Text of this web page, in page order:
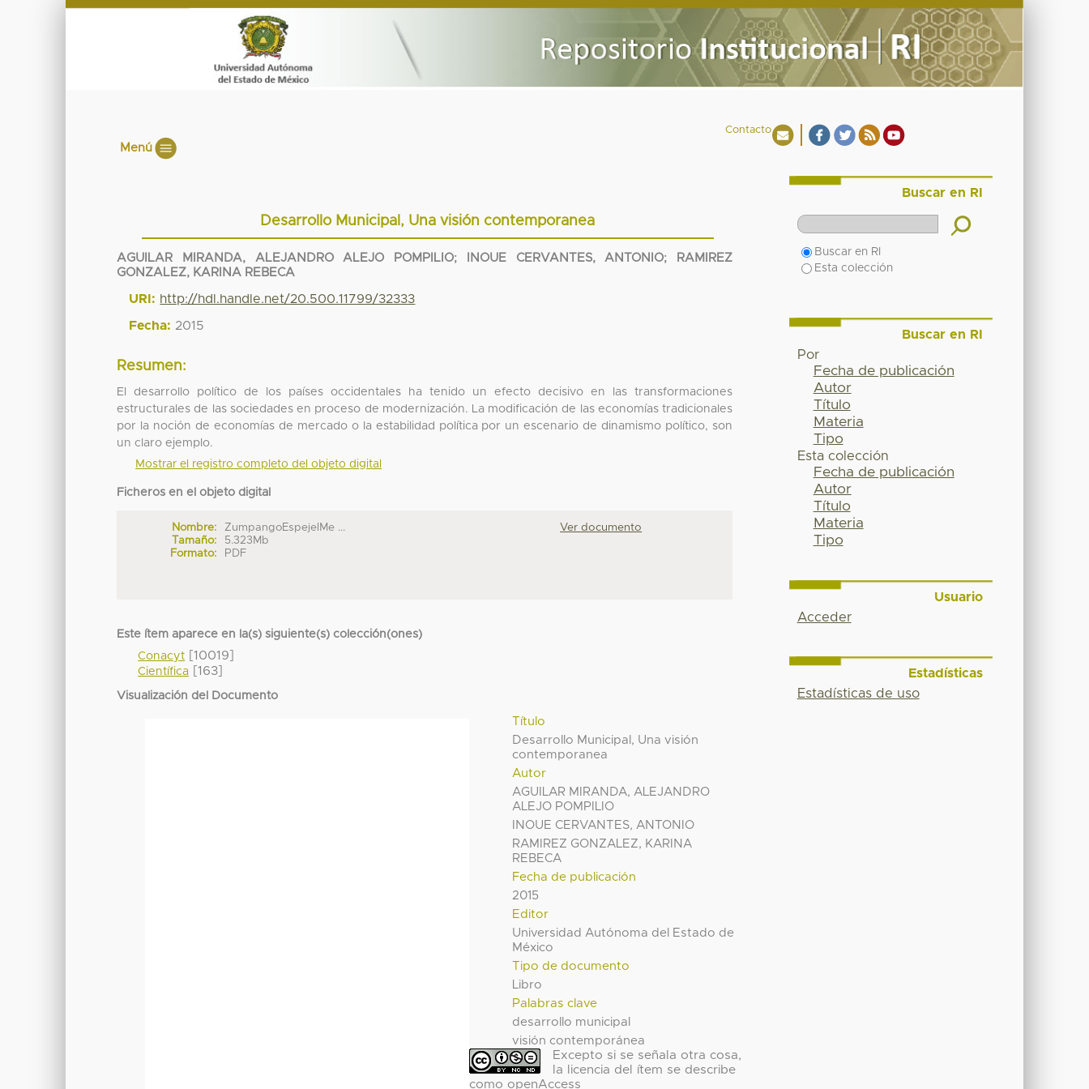
Contacto
Menú
Desarrollo Municipal, Una visión contemporanea
AGUILAR MIRANDA, ALEJANDRO ALEJO POMPILIO; INOUE CERVANTES, ANTONIO;
RAMIREZ
GONZALEZ, KARINA REBECA
URI: http://hdl.handle.net/20.500.11799/32333
Fecha: 2015
Resumen:
El desarrollo político de los países occidentales ha tenido un efecto decisivo en las transformaciones
estructurales de las sociedades en proceso de modernización. La modificación de las economías tradicionales
por la noción de economías de mercado o la estabilidad política por un escenario de dinamismo político, son
un claro ejemplo.
Mostrar el registro completo del objeto digital
Ficheros en el objeto digital
Nombre:
ZumpangoEspejelMe ...
Tamaño:
5.323Mb
Formato:
PDF
Ver documento
Este ítem aparece en la(s) siguiente(s) colección(ones)
Conacyt [10019]
Científica [163]
Visualización del Documento
Título
Desarrollo Municipal, Una visión
contemporanea
Autor
AGUILAR MIRANDA, ALEJANDRO
ALEJO POMPILIO
INOUE CERVANTES, ANTONIO
RAMIREZ GONZALEZ, KARINA
REBECA
Fecha de publicación
2015
Editor
Universidad Autónoma del Estado de
México
Tipo de documento
Libro
Palabras clave
desarrollo municipal
visión contemporánea
Excepto si se señala otra cosa,
la licencia del ítem se describe
como openAccess
Buscar en RI
Buscar en RI
Esta colección
Buscar en RI
Por
Fecha de publicación
Autor
Título
Materia
Tipo
Esta colección
Fecha de publicación
Autor
Título
Materia
Tipo
Usuario
Acceder
Estadísticas
Estadísticas de uso